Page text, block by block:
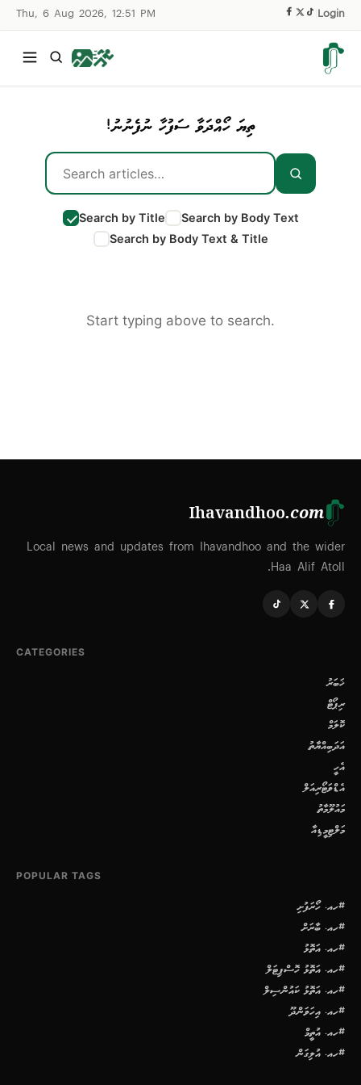
Thu, 6 Aug 2026, 12:51 PM Login
ތިޔަ ހޯއްދަވާ ސަފުހާ ނުފެނުނު!
Search by Title
Search by Body Text
Search by Body Text & Title
Start typing above to search.
Ihavandhoo.com
Local news and updates from Ihavandhoo and the wider
Haa Alif Atoll.
CATEGORIES
ޚަބަރު
ރިޕޯޓް
ކޮލަމް
އަދަބިއްޔާތު
އެހީ
އެޑްވަޓޯރިއަލް
މައުލޫމާތު
މަލްޓިމީޑިއާ
POPULAR TAGS
#ހއ. ހޯރަފުށި
#ހއ. ބާރަށް
#ހއ. އަތޮޅު
#ހއ. އަތޮޅު ހޮސްޕިޓަލް
#ހއ. އަތޮޅު ކައުންސިލް
#ހއ. އިހަވަންދޫ
#ހއ. އުތީމް
#ހއ. އުލިގަން